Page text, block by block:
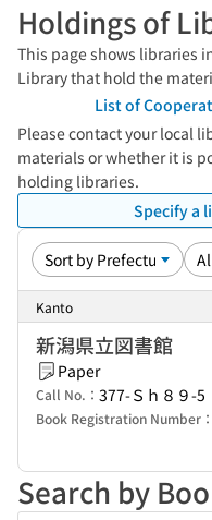
Holdings of
This page shows libraries
Library that hold the
List of
Please contact your local
materials or whether it is
holding libraries.
Specify a
Kanto
新潟県立図書館
Paper
Call No.： 377-Ｓｈ８９-5
Book Registration Number：
Search by